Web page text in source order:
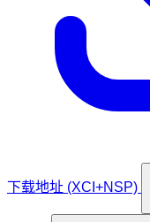
下载地址 (XCI+NSP)